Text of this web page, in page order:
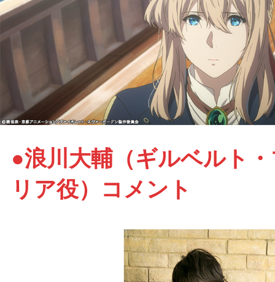
●浪川大輔（ギルベルト
リア役）コメント